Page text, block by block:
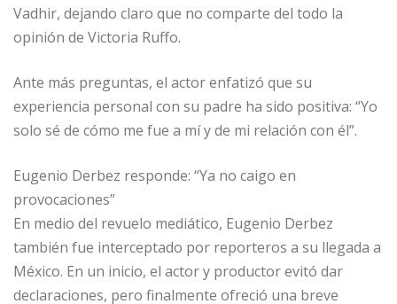
Vadhir, dejando claro que no comparte del todo la
opinión de Victoria Ruffo.
Ante más preguntas, el actor enfatizó que su
experiencia personal con su padre ha sido positiva: “Yo
solo sé de cómo me fue a mí y de mi relación con él”.
Eugenio Derbez responde: “Ya no caigo en
provocaciones”
En medio del revuelo mediático, Eugenio Derbez
también fue interceptado por reporteros a su llegada a
México. En un inicio, el actor y productor evitó dar
declaraciones, pero finalmente ofreció una breve